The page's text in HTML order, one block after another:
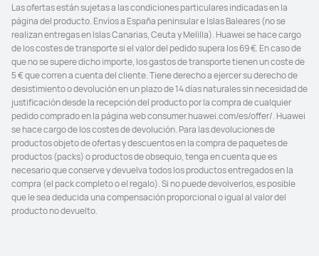
Las ofertas están sujetas a las condiciones particulares indicadas en la
página del producto. Envíos a España peninsular e Islas Baleares (no se
realizan entregas en Islas Canarias, Ceuta y Melilla). Huawei se hace cargo
de los costes de transporte si el valor del pedido supera los 69 €. En caso de
que no se supere dicho importe, los gastos de transporte tienen un coste de
5 € que corren a cuenta del cliente. Tiene derecho a ejercer su derecho de
desistimiento o devolución en un plazo de 14 días naturales sin necesidad de
justificación desde la recepción del producto por la compra de cualquier
pedido comprado en la página web consumer.huawei.com/es/offer/. Huawei
se hace cargo de los costes de devolución. Para las devoluciones de
productos objeto de ofertas y descuentos en la compra de paquetes de
productos (packs) o productos de obsequio, tenga en cuenta que es
necesario que conserve y devuelva todos los productos entregados en la
compra (el pack completo o el regalo). Si no puede devolverlos, es posible
que le sea deducida una compensación proporcional o igual al valor del
producto no devuelto.